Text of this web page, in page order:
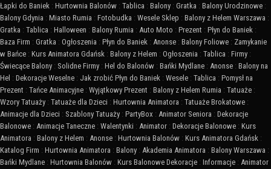
Łapki do Baniek : Hurtownia Balonów : Tablica : Balony : Gratka : Balony Urodzinowe :
Balony Gdynia : Miasto Rumia : Fotobudka : Wesele Sklep : Balony z Helem Warszawa :
Gratka : Tablica : Halloween : Balony Rumia : Auto Moto : Prezent : Płyn do Baniek :
Baza Firm : Gratka : Ogłoszenia : Płyn do Baniek : Anonse : Balony Foliowe : Zamykanie
w Bańce : Kurs Animatora Gdańsk : Balony z Helem : Ogłoszenia : Tablica : Firmy :
Świecące Balony : Solidne Firmy : Hel do Balonów : Bańki Mydlane : Anonse : Balony na
Hel : Dekoracje Weselne : Jak zrobić Płyn do Baniek : Wesele : Tablica : Pomysł na
Prezent : Tańce Animacyjne : Wyjątkowy Prezent : Balony z Helem Rumia : Tatuaże :
Wzory Tatuaży : Tatuaże dla Dzieci : Hurtownia Animatora : Tatuaże Brokatowe :
Animacje dla Dzieci : Szablony Tatuaży : PartyBox : Animator Seniora : Dekoracje
Balonowe : Animacje Taneczne : Walentynki : Animator : Dekoracje Balonowe : Kurs
Animatora : Balony z Helem : Anonse : Hurtownia Balonów : Kurs Animatora Gdańsk :
Katalog Firm : Hurtownia Animatora : Balony : Akademia Animatora : Balony Warszawa :
Bańki Mydlane : Hurtownia Balonów : Kurs Balonowe Dekoracje : Informacje : Animator